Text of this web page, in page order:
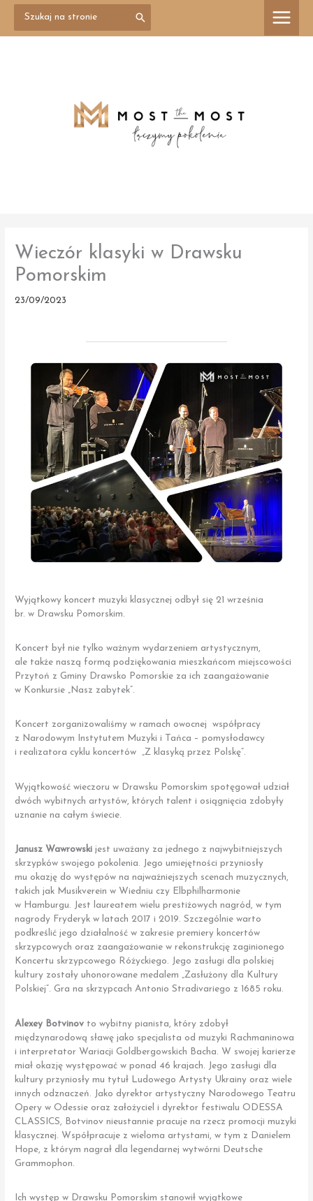
Przejdź
treści
for:
Wieczór klasyki w Drawsku
Pomorskim
23/09/2023
Wyjątkowy koncert muzyki klasycznej odbył się 21 września
br. w Drawsku Pomorskim.
Koncert był nie tylko ważnym wydarzeniem artystycznym,
ale także naszą formą podziękowania mieszkańcom miejscowości
Przytoń z Gminy Drawsko Pomorskie za ich zaangażowanie
w Konkursie „Nasz zabytek”.
Koncert zorganizowaliśmy w ramach owocnej współpracy
z Narodowym Instytutem Muzyki i Tańca – pomysłodawcy
i realizatora cyklu koncertów „Z klasyką przez Polskę”.
Wyjątkowość wieczoru w Drawsku Pomorskim spotęgował udział
dwóch wybitnych artystów, których talent i osiągnięcia zdobyły
uznanie na całym świecie.
Janusz Wawrowski jest uważany za jednego z najwybitniejszych
skrzypków swojego pokolenia. Jego umiejętności przyniosły
mu okazję do występów na najważniejszych scenach muzycznych,
takich jak Musikverein w Wiedniu czy Elbphilharmonie
w Hamburgu. Jest laureatem wielu prestiżowych nagród, w tym
nagrody Fryderyk w latach 2017 i 2019. Szczególnie warto
podkreślić jego działalność w zakresie premiery koncertów
skrzypcowych oraz zaangażowanie w rekonstrukcję zaginionego
Koncertu skrzypcowego Różyckiego. Jego zasługi dla polskiej
kultury zostały uhonorowane medalem „Zasłużony dla Kultury
Polskiej”. Gra na skrzypcach Antonio Stradivariego z 1685 roku.
Alexey Botvinov to wybitny pianista, który zdobył
międzynarodową sławę jako specjalista od muzyki Rachmaninowa
i interpretator Wariacji Goldbergowskich Bacha. W swojej karierze
miał okazję występować w ponad 46 krajach. Jego zasługi dla
kultury przyniosły mu tytuł Ludowego Artysty Ukrainy oraz wiele
innych odznaczeń. Jako dyrektor artystyczny Narodowego Teatru
Opery w Odessie oraz założyciel i dyrektor festiwalu ODESSA
CLASSICS, Botvinov nieustannie pracuje na rzecz promocji muzyki
klasycznej. Współpracuje z wieloma artystami, w tym z Danielem
Hope, z którym nagrał dla legendarnej wytwórni Deutsche
Grammophon.
Ich występ w Drawsku Pomorskim stanowił wyjątkowe